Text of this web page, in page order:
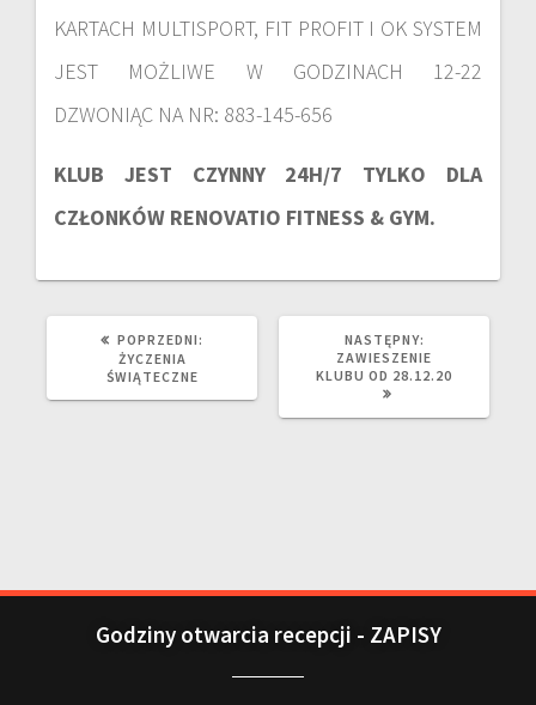
KARTACH MULTISPORT, FIT PROFIT I OK SYSTEM
JEST MOŻLIWE W GODZINACH 12-22
DZWONIĄC NA NR: 883-145-656
KLUB JEST CZYNNY 24H/7 TYLKO DLA
CZŁONKÓW RENOVATIO FITNESS & GYM.
POPRZEDNI:
ŻYCZENIA
ŚWIĄTECZNE
NASTĘPNY:
ZAWIESZENIE
KLUBU OD 28.12.20
Godziny otwarcia recepcji - ZAPISY